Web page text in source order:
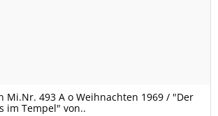
Mi.Nr. 493 A o Weihnachten 1969 / "Der
im Tempel" von..